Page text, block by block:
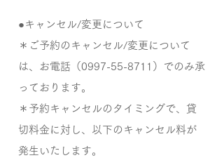
●キャンセル/変更について
＊ご予約のキャンセル/変更について
は、お電話（0997-55-8711）でのみ承
っております。
＊予約キャンセルのタイミングで、貸
切料金に対し、以下のキャンセル料が
発生いたします。